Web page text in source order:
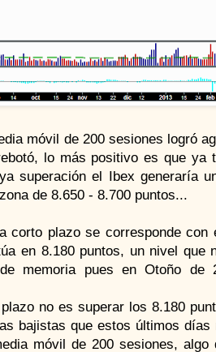
móvil de 200 sesiones logró
lo más positivo es que ya
superación el Ibex generaría
de 8.650 - 8.700 puntos...
corto plazo se corresponde con
en 8.180 puntos, un nivel que
memoria pues en Otoño de
no es superar los 8.180
bajistas que estos últimos días
móvil de 200 sesiones, algo